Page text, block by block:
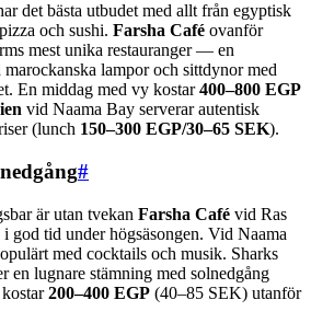
det bästa utbudet med allt från egyptisk
och sushi. Farsha Café ovanför
mest unika restauranger — en
lampor och sittdynor med
En middag med vy kostar400–800 EGP
vid Naama Bay serverar autentisk
(lunch 150–300 EGP/30–65 SEK).
#
är utan tvekan Farsha Café vid Ras
tid under högsäsongen. Vid Naama
med cocktails och musik. Sharks
en lugnare stämning med solnedgång
200–400 EGP (40–85 SEK) utanför